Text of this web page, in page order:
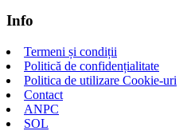
Info
Termeni și condiții
Politică de confidențialitate
Politica de utilizare Cookie-uri
Contact
ANPC
SOL